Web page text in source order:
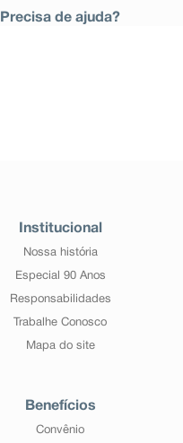
Precisa de ajuda?
Institucional
Nossa história
Especial 90 Anos
Responsabilidades
Trabalhe Conosco
Mapa do site
Benefícios
Convênio